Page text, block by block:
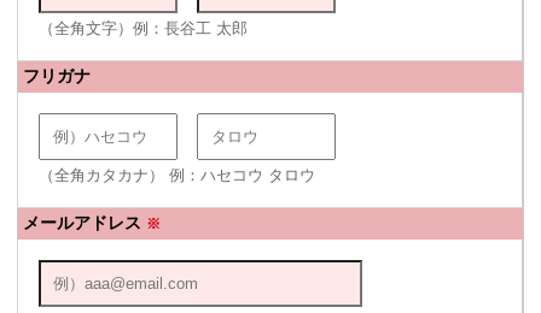
（全角文字）例：長谷工 太郎
フリガナ
（全角カタカナ） 例：ハセコウ タロウ
メールアドレス ※